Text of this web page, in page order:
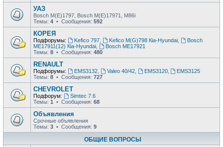
УАЗ
Bosch M(E)1797, Bosch M(E)17971, М86i
Темы: 4 • Сообщения: 592
КОРЕЯ
Подфорумы: Kefico 797, Kefico M(G)798 Кia-Hyundai,
Bosch
ME17911(12) Кia-Hyundai
Bosch ME17921
Темы: 8 • Сообщения: 480
RENAULT
Подфорумы: EMS3132, Valeo 40/42, EMS3120,
EMS3125
Темы: 8 • Сообщения: 727
CHEVROLET
Подфорум:
Simtec 7.6
Темы: 1 • Сообщения: 68
Объявления
Срочные объявления
Темы: 3 • Сообщения: 9
ОБЩИЕ ВОПРОСЫ